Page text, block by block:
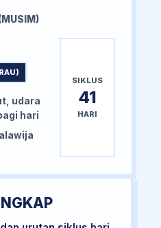
udara
hari
SIKLUS
41
HARI